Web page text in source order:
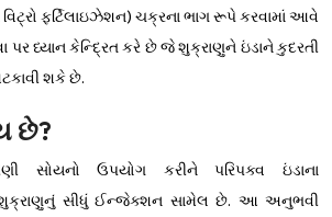
ફર્ટિલાઇઝેશન) ચક્રના ભાગ રૂપે કરવામાં આવે
પર ધ્યાન કેન્દ્રિત કરે છે જે શુક્રાણુને ઇંડાને કુદરતી
શકે છે.
છે?
સોયનો ઉપયોગ કરીને પરિપક્વ ઇંડાના
શુક્રાણુનું સીધું ઈન્જેક્શન સામેલ છે. આ અનુભવી